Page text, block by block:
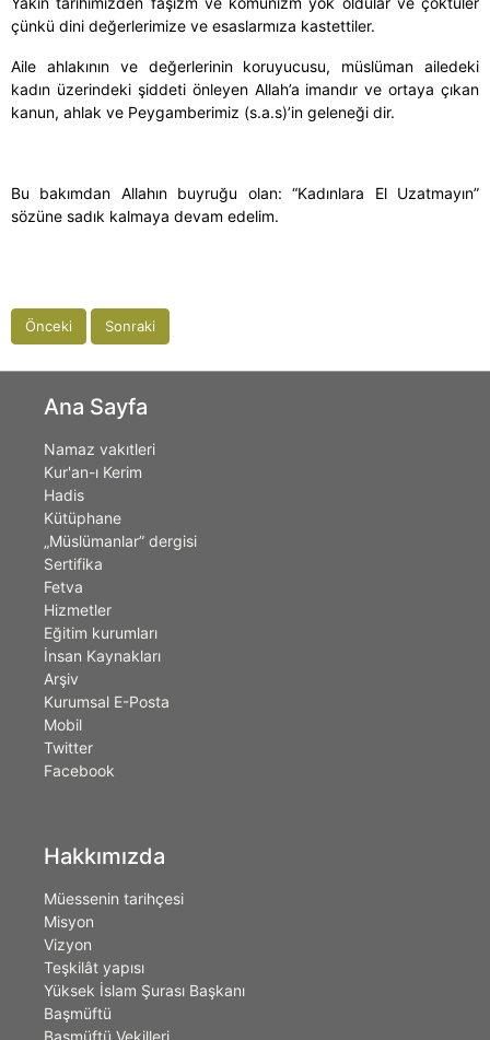
çünkü dini değerlerimize ve esaslarmıza kastettiler.
Aile ahlakının ve değerlerinin koruyucusu, müslüman ailedeki
kadın üzerindeki şiddeti önleyen Allah’a imandır ve ortaya çıkan
kanun, ahlak ve Peygamberimiz (s.a.s)’in geleneği dir.
Bu bakımdan Allahın buyruğu olan: “Kadınlara El Uzatmayın”
sözüne sadık kalmaya devam edelim.
Önceki Sonraki
Ana Sayfa
Namaz vakıtleri
Kur'an-ı Kerim
Hadis
Kütüphane
„Müslümanlar” dergisi
Sertifika
Fetva
Hizmetler
Eğitim kurumları
İnsan Kaynakları
Arşiv
Kurumsal E-Posta
Mobil
Twitter
Facebook
Hakkımızda
Müessenin tarihçesi
Misyon
Vizyon
Teşkilât yapısı
Yüksek İslam Şurası Başkanı
Başmüftü